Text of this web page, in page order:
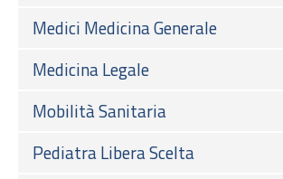
Medici Medicina Generale
Medicina Legale
Mobilità Sanitaria
Pediatra Libera Scelta